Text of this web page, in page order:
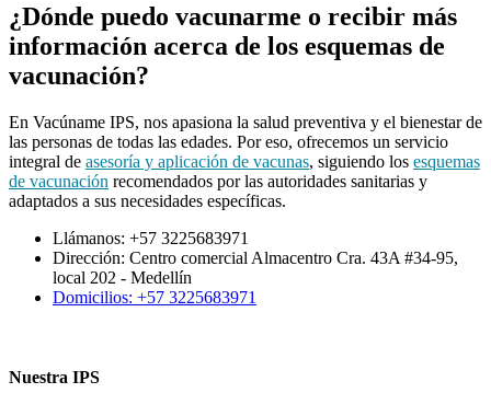
¿Dónde puedo vacunarme o recibir más
información acerca de los esquemas de
vacunación?
En Vacúname IPS, nos apasiona la salud preventiva y el bienestar de
las personas de todas las edades. Por eso, ofrecemos un servicio
integral de asesoría y aplicación de vacunas, siguiendo los esquemas
de vacunación recomendados por las autoridades sanitarias y
adaptados a sus necesidades específicas.
Llámanos: +57 3225683971
Dirección: Centro comercial Almacentro Cra. 43A #34-95,
local 202 - Medellín
Domicilios: +57 3225683971
Nuestra IPS